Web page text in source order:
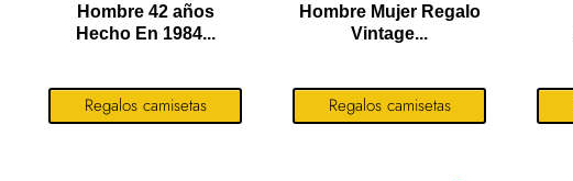
Hombre 42 años
Hecho En 1984...
Regalos camisetas
Hombre Mujer Regalo
Vintage...
Regalos camisetas